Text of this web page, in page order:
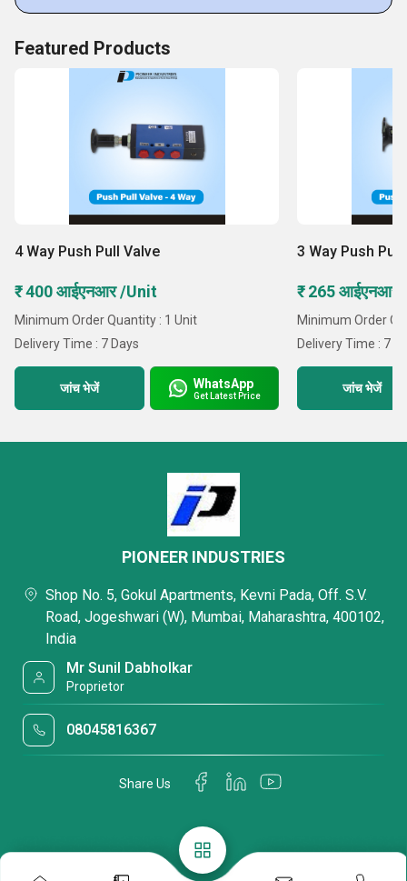
Featured Products
4 Way Push Pull Valve
₹ 400 आईएनआर /Unit
Minimum Order Quantity : 1 Unit
Delivery Time : 7 Days
जांच भेजें WhatsApp
Get Latest Price
3 Way Push Pull
₹ 265 आईएनआर
Minimum Order
Delivery Time : 7
जांच भेजें
PIONEER INDUSTRIES
Shop No. 5, Gokul Apartments, Kevni Pada, Off. S.V.
Road, Jogeshwari (W), Mumbai, Maharashtra, 400102,
India
Mr Sunil Dabholkar
Proprietor
08045816367
Share Us